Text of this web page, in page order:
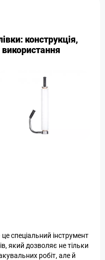
конструкція,
використання
це спеціальний інструмент
який дозволяє не тільки
робіт, але й